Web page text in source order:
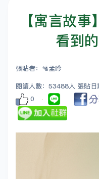
【寓言故
看到
張貼者：🛂孟吟
閱讀人數：53488人 張貼
0